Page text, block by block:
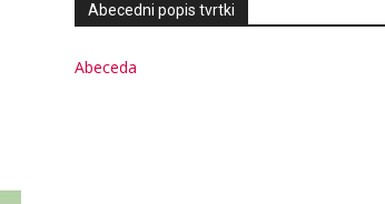
Abecedni popis tvrtki
Abeceda